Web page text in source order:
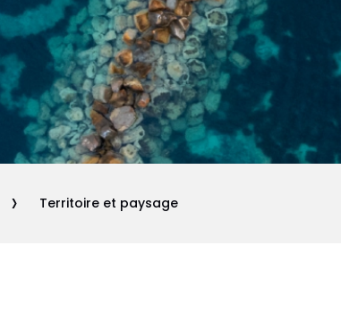
› Territoire et paysage